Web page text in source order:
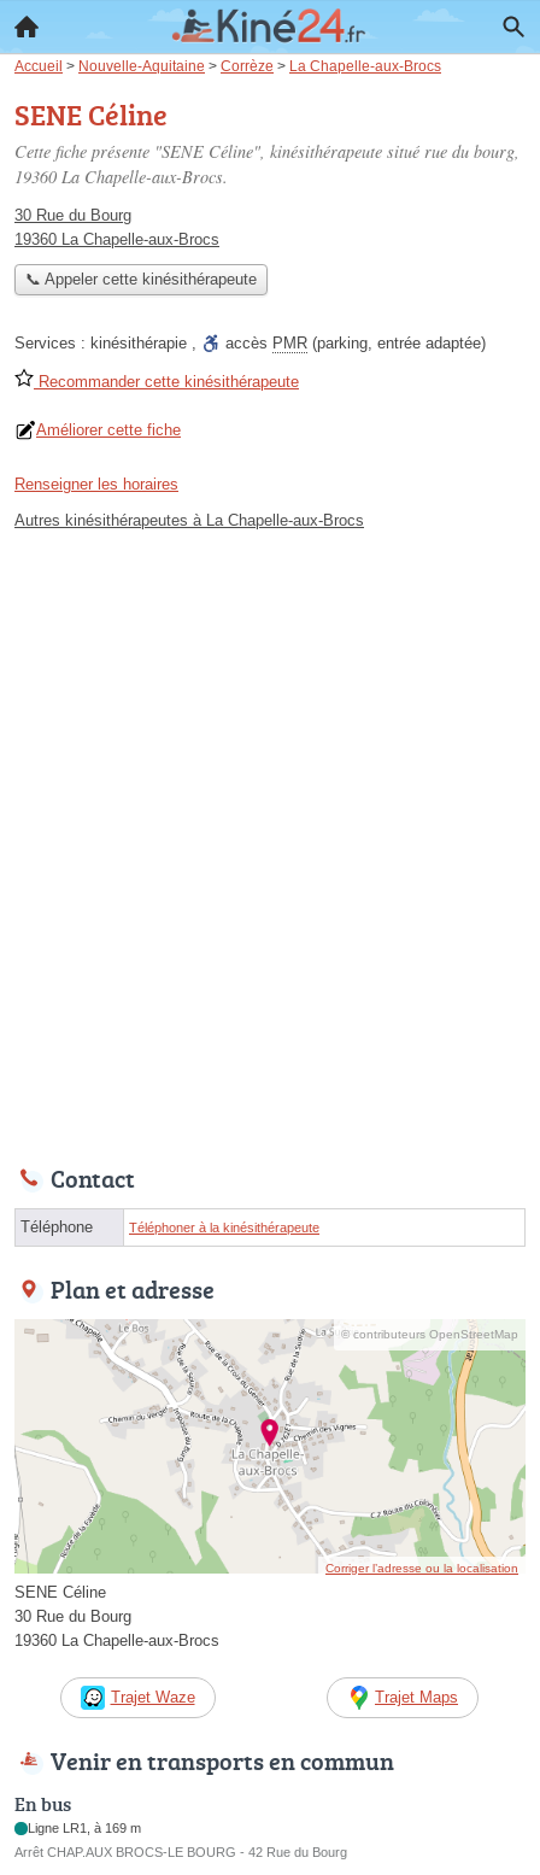
Accueil > Nouvelle-Aquitaine > Corrèze > La Chapelle-aux-Brocs
SENE Céline
Cette fiche présente "SENE Céline", kinésithérapeute situé rue du bourg,
19360 La Chapelle-aux-Brocs.
30 Rue du Bourg
19360 La Chapelle-aux-Brocs
📞 Appeler cette kinésithérapeute
Services : kinésithérapie , accès PMR (parking, entrée adaptée)
Recommander cette kinésithérapeute
Améliorer cette fiche
Renseigner les horaires
Autres kinésithérapeutes à La Chapelle-aux-Brocs
Contact
Téléphone Téléphoner à la kinésithérapeute
Plan et adresse
© contributeurs OpenStreetMap
Corriger l’adresse ou la localisation
SENE Céline
30 Rue du Bourg
19360 La Chapelle-aux-Brocs
Trajet Waze Trajet Maps
Venir en transports en commun
En bus
Ligne LR1, à 169 m
Arrêt CHAP.AUX BROCS-LE BOURG - 42 Rue du Bourg